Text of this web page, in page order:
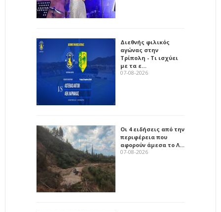
Διεθνής φιλικός
αγώνας στην
Τρίπολη - Τι ισχύει
με τα ε…
07-08-2026
Οι 4 ειδήσεις από την
περιφέρεια που
αφορούν άμεσα το Λ…
07-08-2026